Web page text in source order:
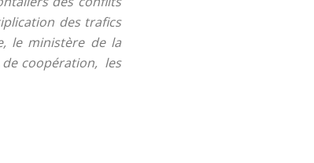
des trafics
le ministère de la
de coopération, les